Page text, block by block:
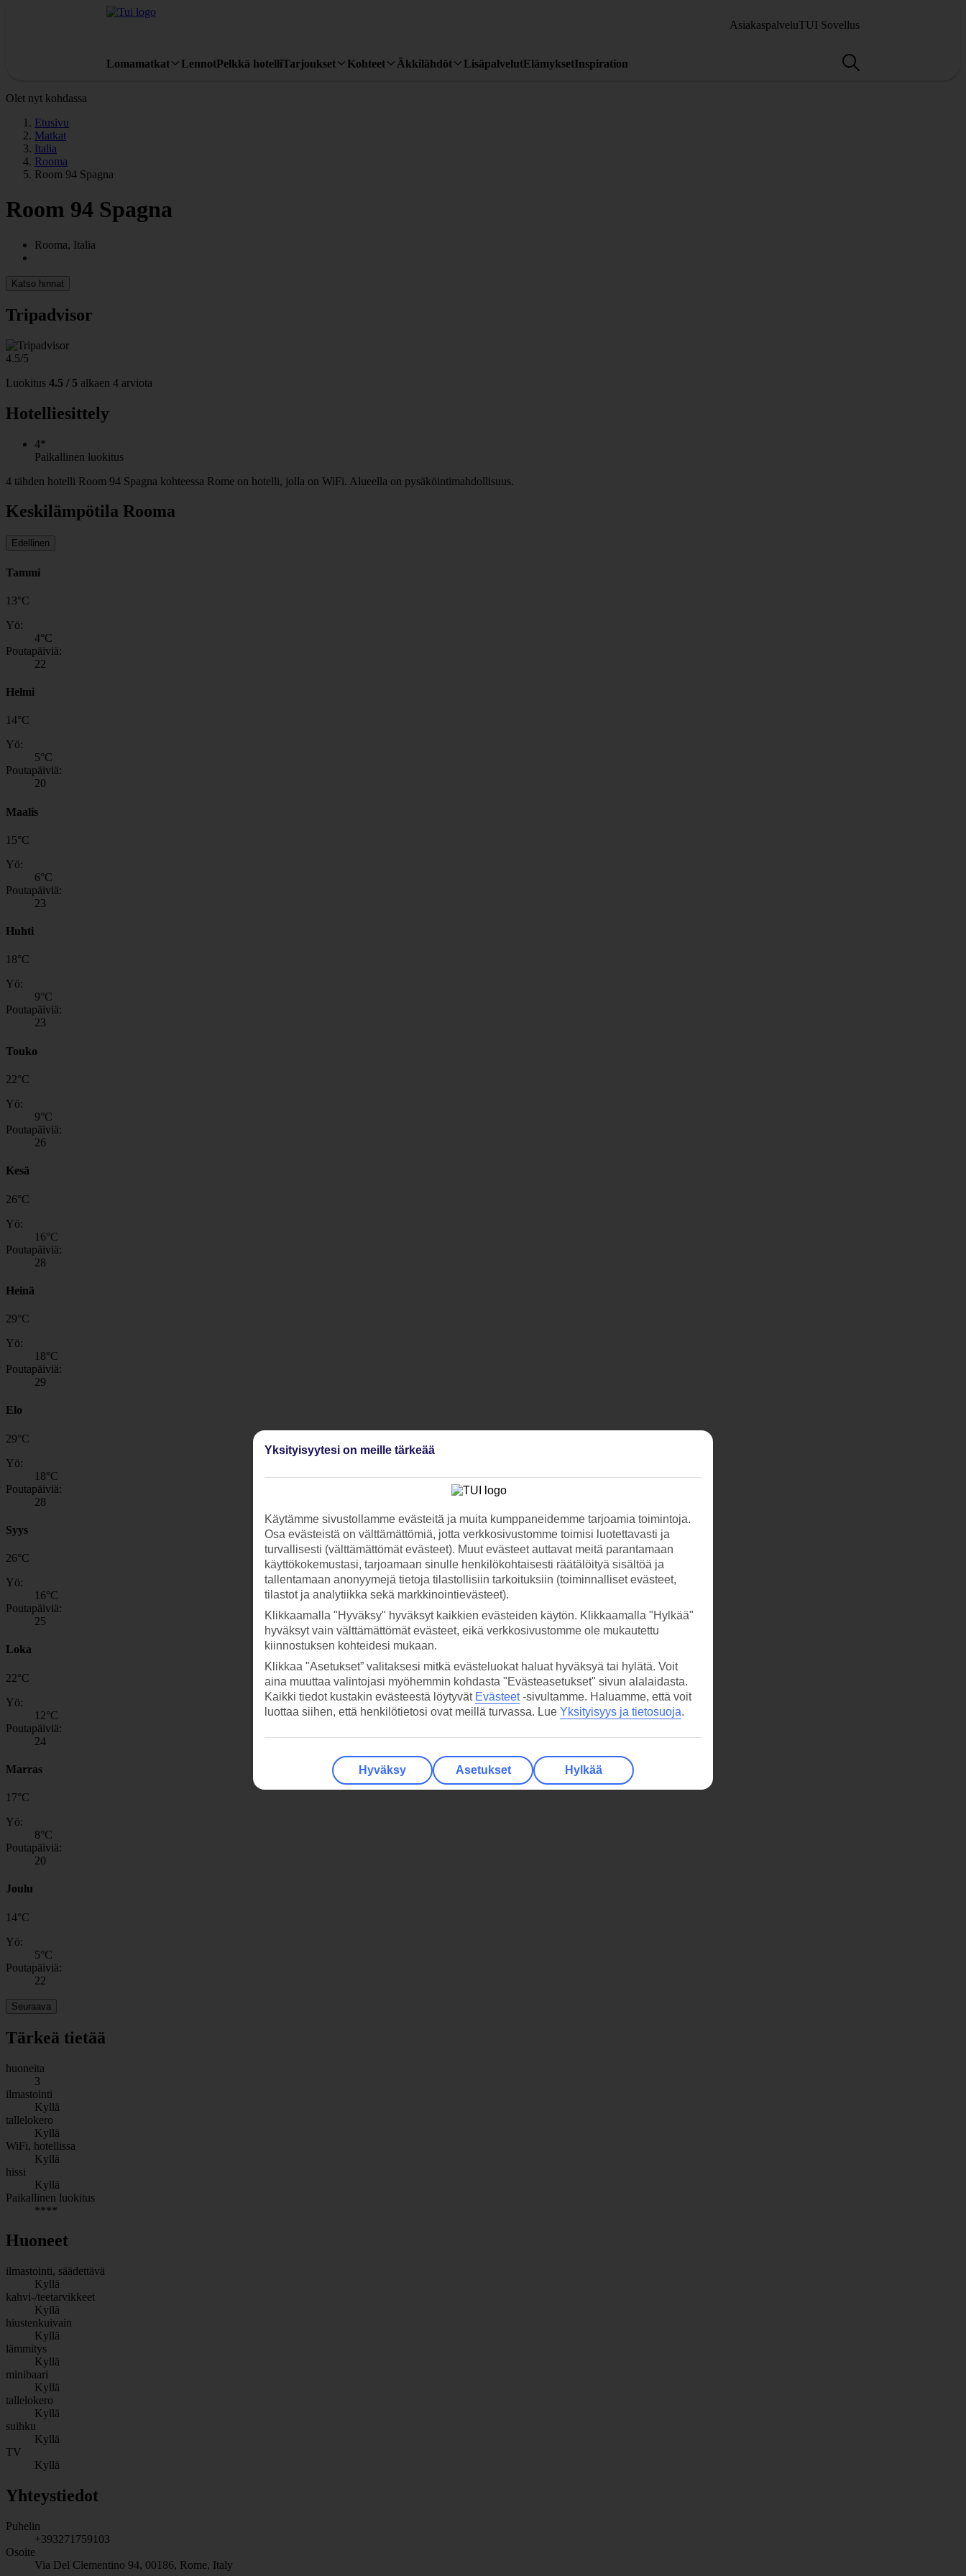
AsiakaspalveluTUI Sovellus
Lomamatkat LennotPelkkä hotelliTarjoukset Kohteet Äkkilähdöt LisäpalvelutElämyksetInspiration
Olet nyt kohdassa
Etusivu
Matkat
Italia
Rooma
Room 94 Spagna
Room 94 Spagna
Rooma, Italia
Katso hinnat
Tripadvisor
4.5/5
Luokitus 4.5 / 5 alkaen 4 arviota
Hotelliesittely
4*
Paikallinen luokitus
4 tähden hotelli Room 94 Spagna kohteessa Rome on hotelli, jolla on WiFi. Alueella on pysäköintimahdollisuus.
Keskilämpötila Rooma
Edellinen
Tammi
13°C
Yö:
4°C
Poutapäiviä:
22
Helmi
14°C
Yö:
5°C
Poutapäiviä:
20
Maalis
15°C
Yö:
6°C
Poutapäiviä:
23
Huhti
18°C
Yö:
9°C
Poutapäiviä:
23
Touko
22°C
Yö:
9°C
Poutapäiviä:
26
Kesä
26°C
Yö:
16°C
Poutapäiviä:
28
Heinä
29°C
Yö:
18°C
Poutapäiviä:
29
Elo
29°C
Yö:
18°C
Poutapäiviä:
28
Syys
26°C
Yö:
16°C
Poutapäiviä:
25
Loka
22°C
Yö:
12°C
Poutapäiviä:
24
Marras
17°C
Yö:
8°C
Poutapäiviä:
20
Joulu
14°C
Yö:
5°C
Poutapäiviä:
22
Seuraava
Tärkeä tietää
huoneita
3
ilmastointi
Kyllä
tallelokero
Kyllä
WiFi, hotellissa
Kyllä
hissi
Kyllä
Paikallinen luokitus
****
Huoneet
ilmastointi, säädettävä
Kyllä
kahvi-/teetarvikkeet
Kyllä
hiustenkuivain
Kyllä
lämmitys
Kyllä
minibaari
Kyllä
tallelokero
Kyllä
suihku
Kyllä
TV
Kyllä
Yhteystiedot
Puhelin
+393271759103
Osoite
Via Del Clementino 94, 00186, Rome, Italy
Yksityisyytesi on meille tärkeää
Käytämme sivustollamme evästeitä ja muita kumppaneidemme tarjoamia toimintoja.
Osa evästeistä on välttämättömiä, jotta verkkosivustomme toimisi luotettavasti ja
turvallisesti (välttämättömät evästeet). Muut evästeet auttavat meitä parantamaan
käyttökokemustasi, tarjoamaan sinulle henkilökohtaisesti räätälöityä sisältöä ja
tallentamaan anonyymejä tietoja tilastollisiin tarkoituksiin (toiminnalliset evästeet,
tilastot ja analytiikka sekä markkinointievästeet).
Klikkaamalla "Hyväksy" hyväksyt kaikkien evästeiden käytön. Klikkaamalla "Hylkää"
hyväksyt vain välttämättömät evästeet, eikä verkkosivustomme ole mukautettu
kiinnostuksen kohteidesi mukaan.
Klikkaa "Asetukset” valitaksesi mitkä evästeluokat haluat hyväksyä tai hylätä. Voit
aina muuttaa valintojasi myöhemmin kohdasta "Evästeasetukset" sivun alalaidasta.
Kaikki tiedot kustakin evästeestä löytyvät Evästeet-sivultamme. Haluamme, että voit
luottaa siihen, että henkilötietosi ovat meillä turvassa. Lue Yksityisyys ja tietosuoja.
Hyväksy Asetukset Hylkää